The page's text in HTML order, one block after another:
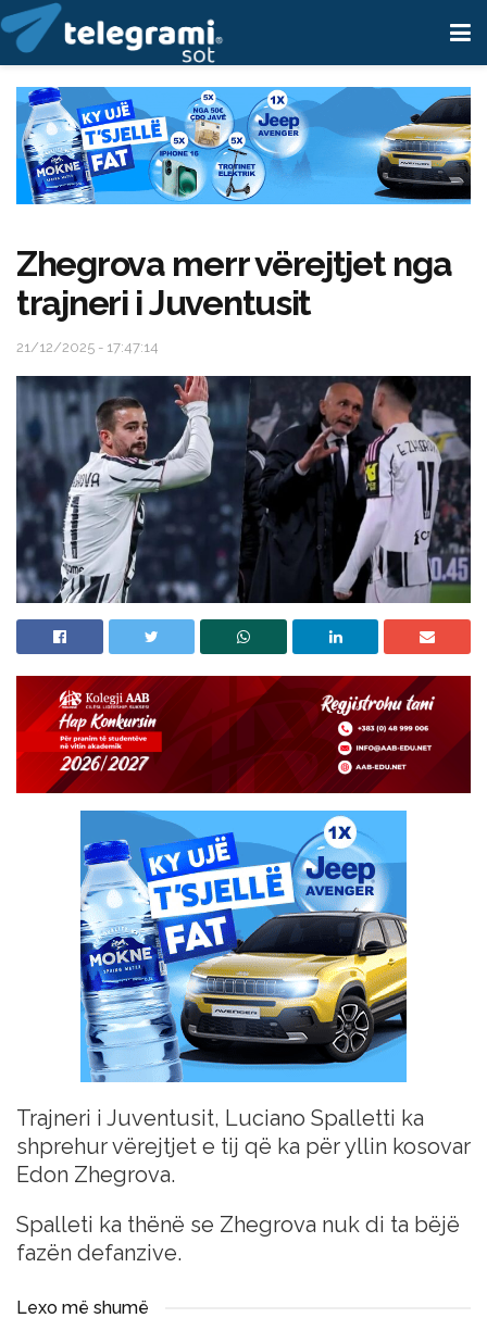
Zhegrova merr vërejtjet nga
trajneri i Juventusit
21/12/2025 - 17:47:14
Trajneri i Juventusit, Luciano Spalletti ka
shprehur vërejtjet e tij që ka për yllin kosovar
Edon Zhegrova.
Spalleti ka thënë se Zhegrova nuk di ta bëjë
fazën defanzive.
Lexo më shumë